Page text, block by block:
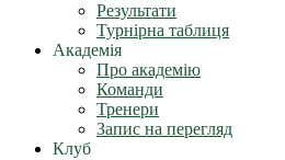
Результати
Турнірна таблиця
Академія
Про академію
Команди
Тренери
Запис на перегляд
Клуб